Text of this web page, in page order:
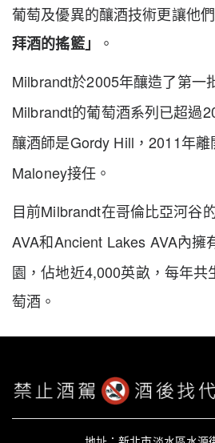
葡萄及優異的釀酒技術更讓他
拜酒的搖籃」
。
Milbrandt於2005年釀造了第一
Milbrandt的葡萄酒系列已超過
釀酒師是Gordy Hill ，2011年離
Maloney接任。
目前Milbrandt在哥倫比亞河谷
AVA和 Ancient Lakes AVA內擁
園，佔地近4,000英畝，每年共
萄酒。